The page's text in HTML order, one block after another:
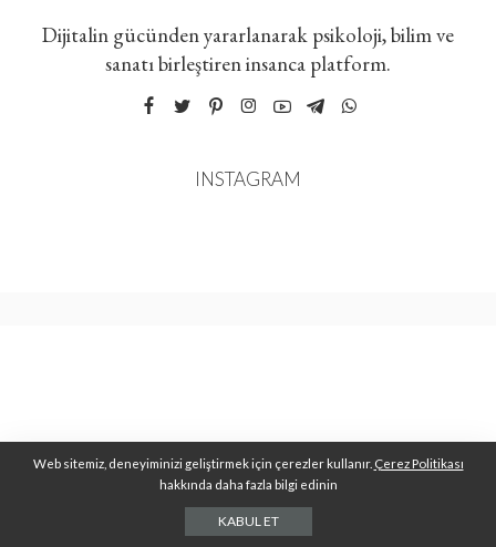
Dijitalin gücünden yararlanarak psikoloji, bilim ve
sanatı birleştiren insanca platform.
INSTAGRAM
Web sitemiz, deneyiminizi geliştirmek için çerezler kullanır. Çerez Politikası
hakkında daha fazla bilgi edinin
KABUL ET